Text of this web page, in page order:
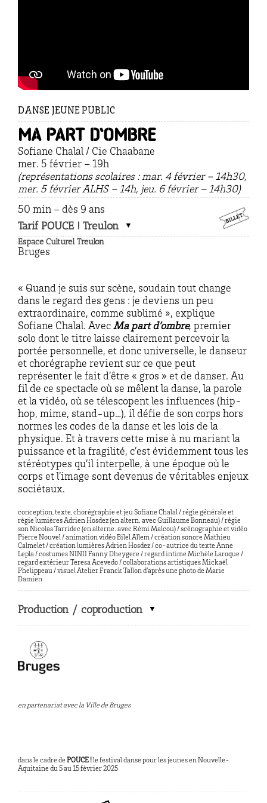
DANSE JEUNE PUBLIC
Ma part d’ombre
Sofiane Chalal / Cie Chaabane
mer. 5 février – 19h
(représentations scolaires : mar. 4 février – 14h30,
mer. 5 février ALHS – 14h, jeu. 6 février – 14h30)
50 min – dès 9 ans
Tarif POUCE ! Treulon
Espace Culturel Treulon
Bruges
« Quand je suis sur scène, soudain tout change
dans le regard des gens : je deviens un peu
extraordinaire, comme sublimé », explique
Sofiane Chalal. Avec Ma part d’ombre, premier
solo dont le titre laisse clairement percevoir la
portée personnelle, et donc universelle, le danseur
et chorégraphe revient sur ce que peut
représenter le fait d’être « gros » et de danser. Au
fil de ce spectacle où se mêlent la danse, la parole
et la vidéo, où se télescopent les influences (hip-
hop, mime, stand-up…), il défie de son corps hors
normes les codes de la danse et les lois de la
physique. Et à travers cette mise à nu mariant la
puissance et la fragilité, c’est évidemment tous les
stéréotypes qu’il interpelle, à une époque où le
corps et l’image sont devenus de véritables enjeux
sociétaux.
conception, texte, chorégraphie et jeu Sofiane Chalal / régie générale et
régie lumières Adrien Hosdez (en altern. avec Guillaume Bonneau) / régie
son Nicolas Tarridec (en alterne. avec Rémi Malcou) / scénographie et vidéo
Pierre Nouvel / animation vidéo Bilel Allem / création sonore Mathieu
Calmelet / création lumières Adrien Hosdez / co-autrice du texte Anne
Lepla / costumes NINII Fanny Dheygere / regard intime Michèle Laroque /
regard extérieur Teresa Acevedo / collaborations artistiques Mickaël
Phelippeau / visuel Atelier Franck Tallon d’après une photo de Marie
Damien
Production / coproduction
en partenariat avec la Ville de Bruges
dans le cadre de POUCE ! le festival danse pour les jeunes en Nouvelle-
Aquitaine du 5 au 15 février 2025